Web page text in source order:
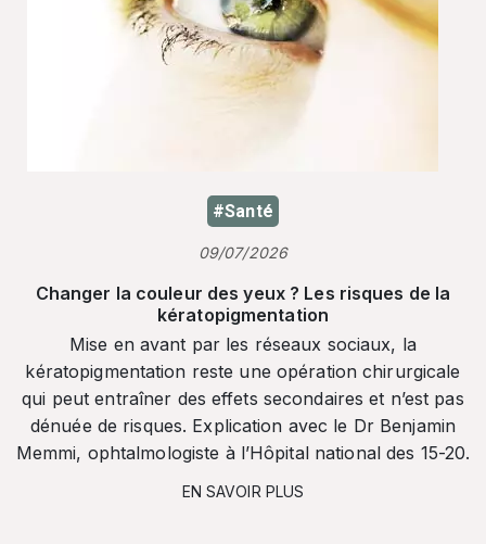
#Santé
09/07/2026
Changer la couleur des yeux ? Les risques de la
kératopigmentation
Mise en avant par les réseaux sociaux, la
kératopigmentation reste une opération chirurgicale
qui peut entraîner des effets secondaires et n’est pas
dénuée de risques. Explication avec le Dr Benjamin
Memmi, ophtalmologiste à l’Hôpital national des 15-20.
EN SAVOIR PLUS